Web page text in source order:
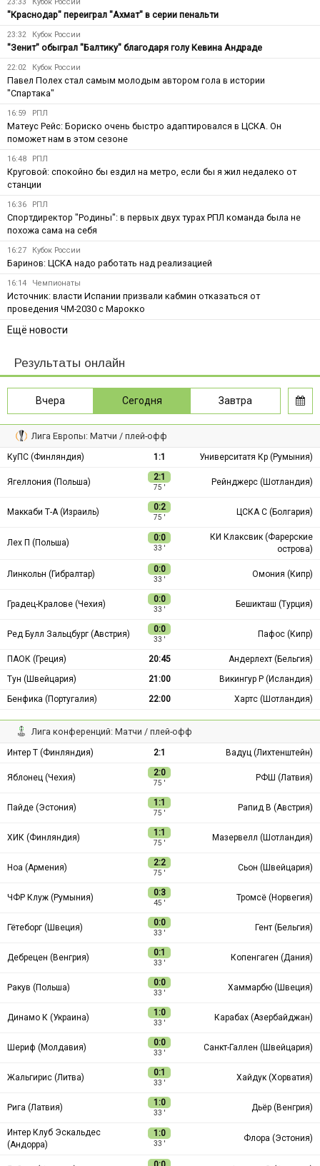
"Краснодар" переиграл "Ахмат" в серии пенальти
23:32 Кубок России
"Зенит" обыграл "Балтику" благодаря голу Кевина Андраде
22:02 Кубок России
Павел Полех стал самым молодым автором гола в истории
"Спартака"
16:59 РПЛ
Матеус Рейс: Бориско очень быстро адаптировался в ЦСКА. Он
поможет нам в этом сезоне
16:48 РПЛ
Круговой: спокойно бы ездил на метро, если бы я жил недалеко от
станции
16:36 РПЛ
Спортдиректор "Родины": в первых двух турах РПЛ команда была не
похожа сама на себя
16:27 Кубок России
Баринов: ЦСКА надо работать над реализацией
16:14 Чемпионаты
Источник: власти Испании призвали кабмин отказаться от
проведения ЧМ-2030 с Марокко
Ещё новости
Результаты онлайн
Вчера Сегодня Завтра
Лига Европы: Матчи / плей-офф
КуПС (Финляндия) 1:1 Университатя Кр (Румыния)
Ягеллония (Польша) 2:1
75 ′
Рейнджерс (Шотландия)
Маккаби Т-А (Израиль) 0:2
75 ′
ЦСКА С (Болгария)
Лех П (Польша) 0:0
33 ′
КИ Клаксвик (Фарерские
острова)
Линкольн (Гибралтар) 0:0
33 ′
Омония (Кипр)
Градец-Кралове (Чехия) 0:0
33 ′
Бешикташ (Турция)
Ред Булл Зальцбург (Австрия) 0:0
33 ′
Пафос (Кипр)
ПАОК (Греция) 20:45
Андерлехт (Бельгия)
Тун (Швейцария)
21:00
Викингур Р (Исландия)
Бенфика (Португалия)
22:00 Хартс (Шотландия)
Лига конференций: Матчи / плей-офф
Интер Т (Финляндия) 2:1 Вадуц (Лихтенштейн)
Яблонец (Чехия) 2:0
75 ′
РФШ (Латвия)
Пайде (Эстония) 1:1
75 ′
Рапид В (Австрия)
ХИК (Финляндия) 1:1
75 ′
Мазервелл (Шотландия)
Ноа (Армения) 2:2
75 ′
Сьон (Швейцария)
ЧФР Клуж (Румыния) 0:3
45 ′
Тромсё (Норвегия)
Гётеборг (Швеция) 0:0
33 ′
Гент (Бельгия)
Дебрецен (Венгрия) 0:1
33 ′
Копенгаген (Дания)
Ракув (Польша) 0:0
33 ′
Хаммарбю (Швеция)
Динамо К (Украина) 1:0
33 ′
Карабах (Азербайджан)
Шериф (Молдавия) 0:0
33 ′
Санкт-Галлен (Швейцария)
Жальгирис (Литва) 0:1
33 ′
Хайдук (Хорватия)
Рига (Латвия) 1:0
33 ′
Дьёр (Венгрия)
Интер Клуб Эскальдес
(Андорра)
1:0
33 ′
Флора (Эстония)